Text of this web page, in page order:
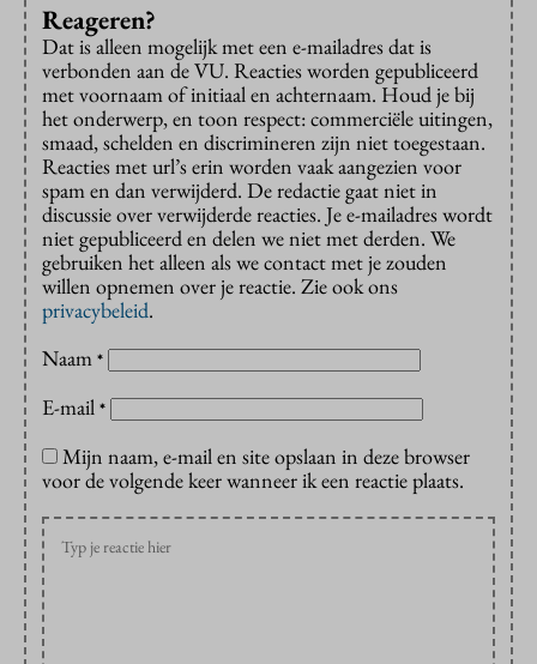
Reageren?
Dat is alleen mogelijk met een e-mailadres dat is
verbonden aan de VU. Reacties worden gepubliceerd
met voornaam of initiaal en achternaam. Houd je bij
het onderwerp, en toon respect: commerciële uitingen,
smaad, schelden en discrimineren zijn niet toegestaan.
Reacties met url’s erin worden vaak aangezien voor
spam en dan verwijderd. De redactie gaat niet in
discussie over verwijderde reacties. Je e-mailadres wordt
niet gepubliceerd en delen we niet met derden. We
gebruiken het alleen als we contact met je zouden
willen opnemen over je reactie. Zie ook ons
privacybeleid.
Naam *
E-mail *
Mijn naam, e-mail en site opslaan in deze browser
voor de volgende keer wanneer ik een reactie plaats.